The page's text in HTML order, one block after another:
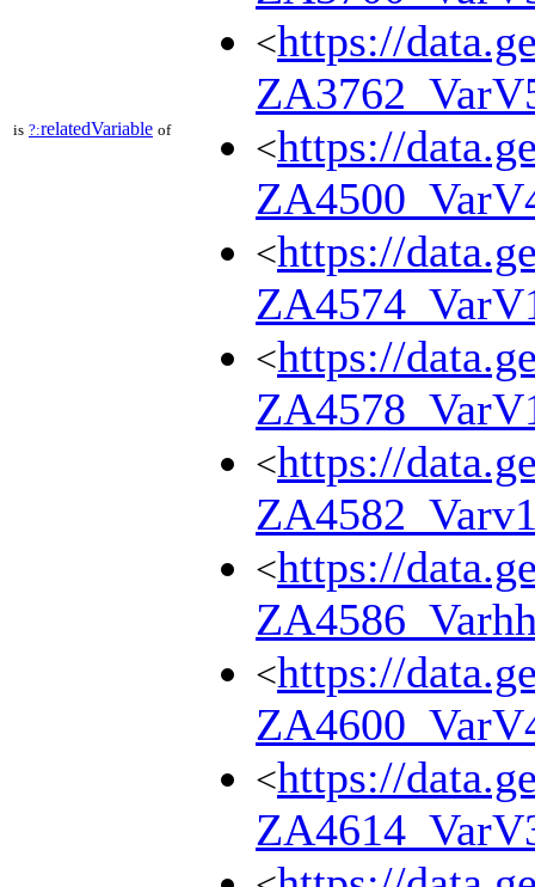
is ?:relatedVariable of
<https://
<https://
<https://
<https://
<https://
<https://
<https://
<https://